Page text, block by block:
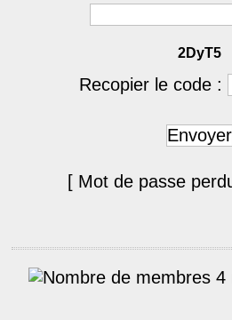
2DyT5
Recopier le code :
Envoyer
[ Mot de passe
4